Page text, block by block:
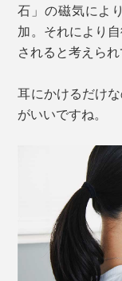
石」の磁気によ
加。それにより
されると考えられ
耳にかけるだけ
がいいですね。